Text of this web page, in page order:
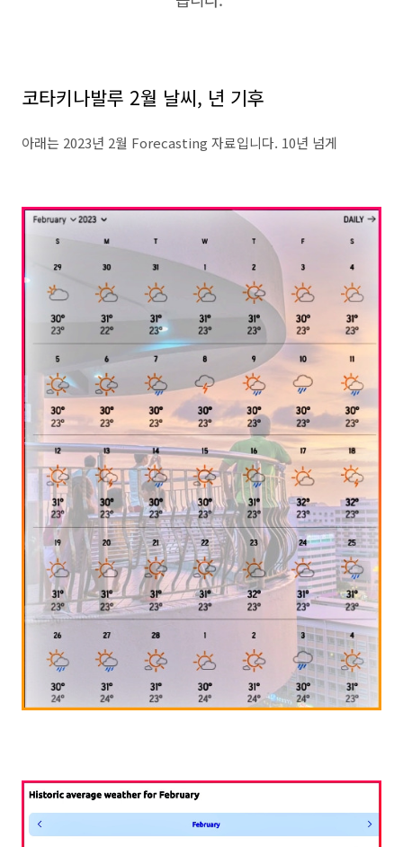
코타키나발루 2월 날씨, 년 기후
아래는 2023년 2월 Forecasting 자료입니다. 10년 넘게